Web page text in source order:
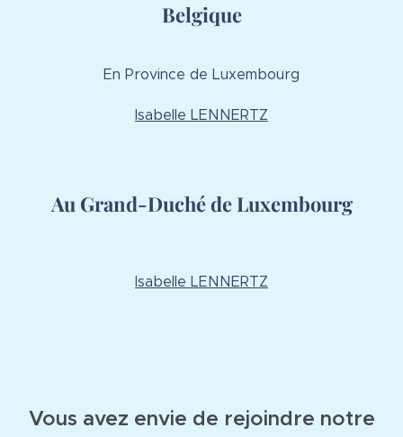
Belgique
En Province de Luxembourg
Isabelle LENNERTZ
Au Grand-Duché de Luxembourg
Isabelle LENNERTZ
Vous avez envie de rejoindre notre